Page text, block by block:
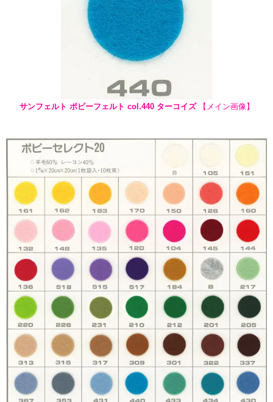
サンフェルト ポピーフェルト col.440 ターコイズ【メイン画像】